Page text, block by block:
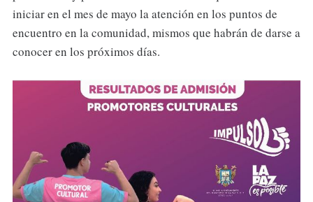
iniciar en el mes de mayo la atención en los puntos de
encuentro en la comunidad, mismos que habrán de darse a
conocer en los próximos días.